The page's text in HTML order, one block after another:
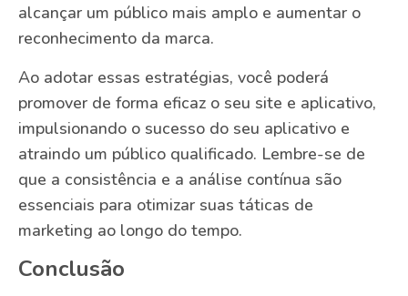
alcançar um público mais amplo e aumentar o
reconhecimento da marca.
Ao adotar essas estratégias, você poderá
promover de forma eficaz o seu site e aplicativo,
impulsionando o sucesso do seu aplicativo e
atraindo um público qualificado. Lembre-se de
que a consistência e a análise contínua são
essenciais para otimizar suas táticas de
marketing ao longo do tempo.
Conclusão